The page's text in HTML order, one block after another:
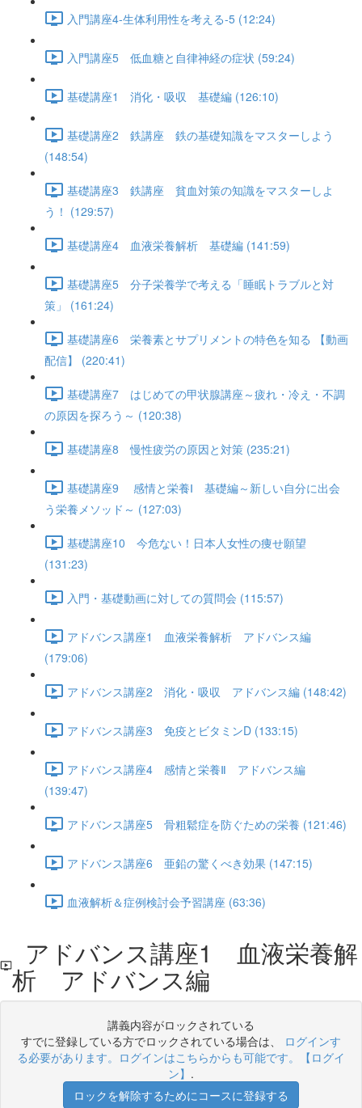
入門講座4-生体利用性を考える-5 (12:24)
入門講座5 低血糖と自律神経の症状 (59:24)
基礎講座1 消化・吸収 基礎編 (126:10)
基礎講座2 鉄講座 鉄の基礎知識をマスターしよう
(148:54)
基礎講座3 鉄講座 貧血対策の知識をマスターしよ
う！ (129:57)
基礎講座4 血液栄養解析 基礎編 (141:59)
基礎講座5 分子栄養学で考える「睡眠トラブルと対
策」 (161:24)
基礎講座6 栄養素とサプリメントの特色を知る 【動画
配信】 (220:41)
基礎講座7 はじめての甲状腺講座～疲れ・冷え・不調
の原因を探ろう～ (120:38)
基礎講座8 慢性疲労の原因と対策 (235:21)
基礎講座9 感情と栄養Ⅰ 基礎編～新しい自分に出会
う栄養メソッド～ (127:03)
基礎講座10 今危ない！日本人女性の痩せ願望
(131:23)
入門・基礎動画に対しての質問会 (115:57)
アドバンス講座1 血液栄養解析 アドバンス編
(179:06)
アドバンス講座2 消化・吸収 アドバンス編 (148:42)
アドバンス講座3 免疫とビタミンD (133:15)
アドバンス講座4 感情と栄養Ⅱ アドバンス編
(139:47)
アドバンス講座5 骨粗鬆症を防ぐための栄養 (121:46)
アドバンス講座6 亜鉛の驚くべき効果 (147:15)
血液解析＆症例検討会予習講座 (63:36)
アドバンス講座1 血液栄養解
析 アドバンス編
講義内容がロックされている
すでに登録している方でロックされている場合は、 ログインす
る必要があります。ログインはこちらからも可能です。【ログイ
ン】 .
ロックを解除するためにコースに登録する